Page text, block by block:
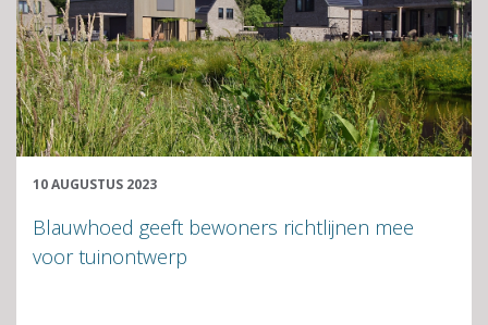
10 AUGUSTUS 2023
Blauwhoed geeft bewoners richtlijnen mee
voor tuinontwerp